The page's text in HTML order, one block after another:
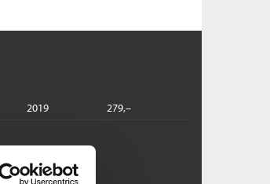
2019 279,–